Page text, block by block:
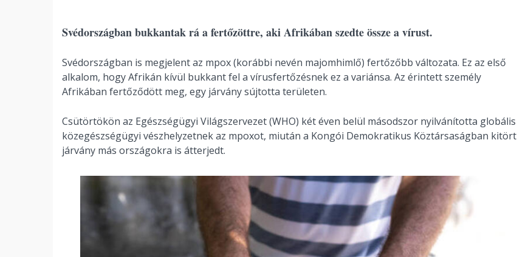
Svédországban bukkantak rá a fertőzöttre, aki Afrikában szedte össze a vírust.
Svédországban is megjelent az mpox (korábbi nevén majomhimlő) fertőzőbb változata. Ez az első
alkalom, hogy Afrikán kívül bukkant fel a vírusfertőzésnek ez a variánsa. Az érintett személy
Afrikában fertőződött meg, egy járvány sújtotta területen.
Csütörtökön az Egészségügyi Világszervezet (WHO) két éven belül másodszor nyilvánította globális
közegészségügyi vészhelyzetnek az mpoxot, miután a Kongói Demokratikus Köztársaságban kitört
járvány más országokra is átterjedt.